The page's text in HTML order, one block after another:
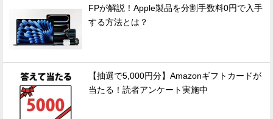
FPが解説！Apple製品を分割手数料0円で入手
する方法とは？
【抽選で5,000円分】Amazonギフトカードが
当たる！読者アンケート実施中